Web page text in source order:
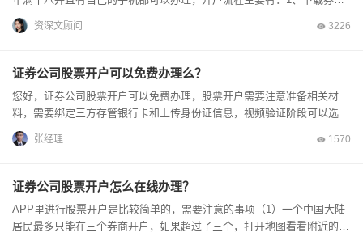
APP或者通过客户经理给的方式注册；2、选择开...
资深文顾问 3226
证券公司股票开户可以免费办理么？
您好，证券公司股票开户可以免费办理，股票开户需要注意准备相关材
料，需要绑定三方存管银行卡和上传身份证信息，视频验证阶段可以选择
人工服务或者自助服务，账户长时间未开出可以联系客...
张经理. 1570
证券公司股票开户怎么在线办理？
APP里进行股票开户是比较简单的，需要注意的事项（1）一个中国大陆
居民最多只能在三个券商开户，如果超过了三个，打开地图看看附近的营